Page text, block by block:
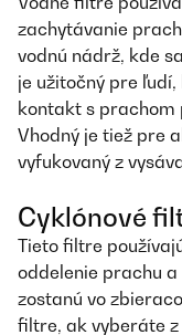
zachytávanie
vodnú nádrž, kde
je užitočný pre
kontakt s prachom
Vhodný je tiež pre
vyfukovaný z
Cyklónové
Tieto filtre
oddelenie prachu
zostanú vo
filtre, ak vyberáte z